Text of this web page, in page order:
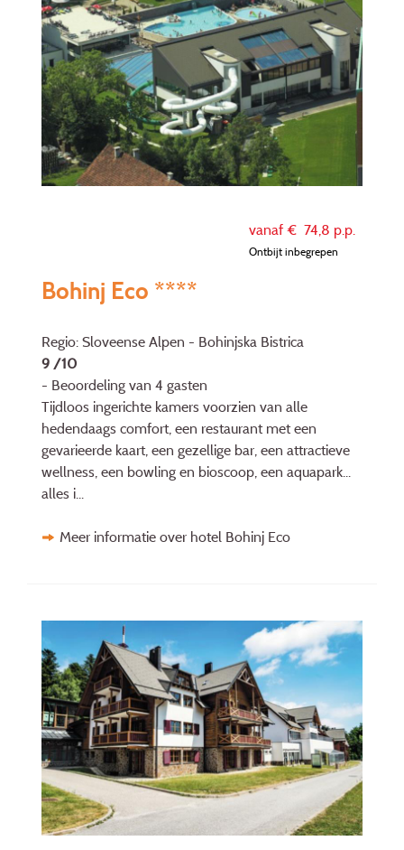
vanaf € 74,8 p.p.
Ontbijt inbegrepen
Bohinj Eco ****
Regio: Sloveense Alpen - Bohinjska Bistrica
9 /10
- Beoordeling van 4 gasten
Tijdloos ingerichte kamers voorzien van alle
hedendaags comfort, een restaurant met een
gevarieerde kaart, een gezellige bar, een attractieve
wellness, een bowling en bioscoop, een aquapark...
alles i...
Meer informatie over hotel Bohinj Eco